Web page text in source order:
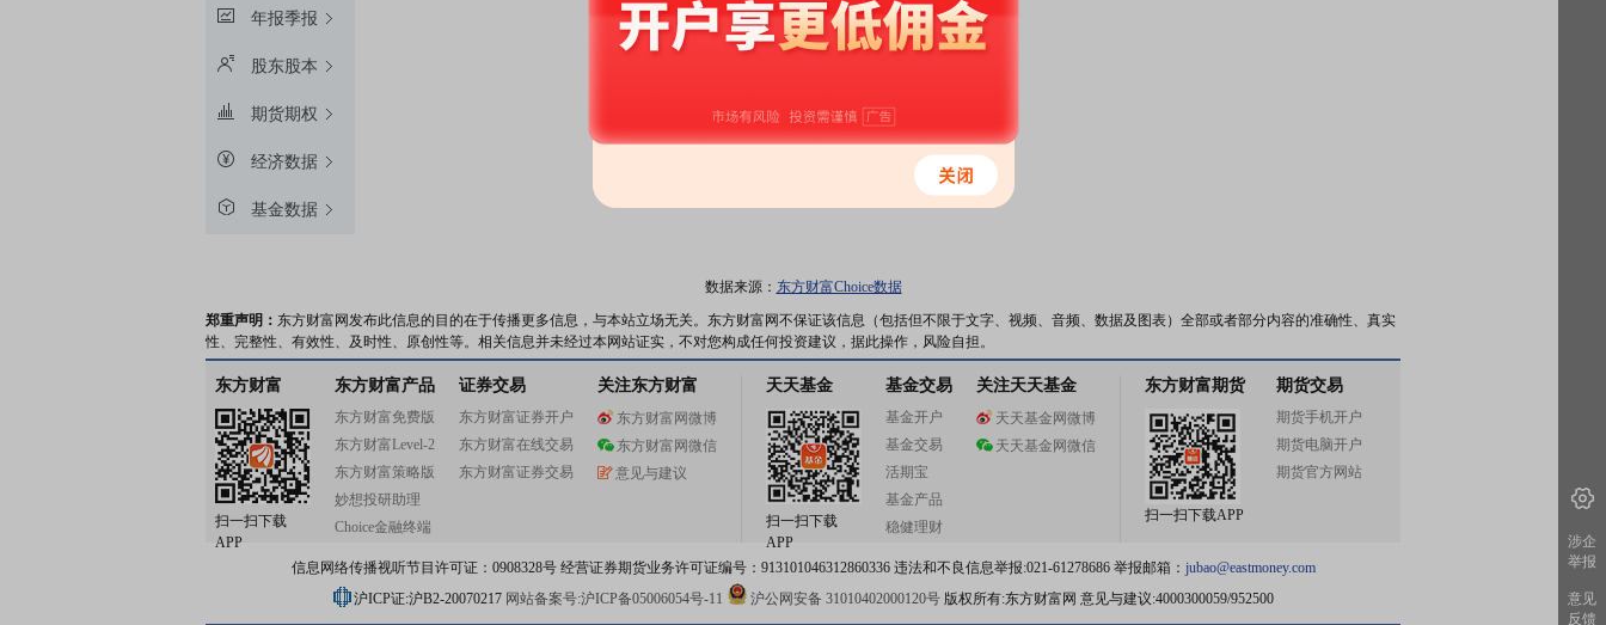
年报季报
股东股本
期货期权
经济数据
基金数据
数据来源： 东方财富Choice数据
郑重声明： 东方财富网发布此信息的目的在于传播更多信息，与本站立场无关。东方财富网不保证该信息（包括但不限于文字、视频、音频、数据及图表）全部或者部分内容的准确性、真实
性、完整性、有效性、及时性、原创性等。相关信息并未经过本网站证实，不对您构成任何投资建议，据此操作，风险自担。
东方财富
扫一扫下载
APP
东方财富产品
东方财富免费版
东方财富Level-2
东方财富策略版
妙想投研助理
Choice金融终端
证券交易
东方财富证券开户
东方财富在线交易
东方财富证券交易
关注东方财富
东方财富网微博
东方财富网微信
意见与建议
天天基金
扫一扫下载
APP
基金交易
基金开户
基金交易
活期宝
基金产品
稳健理财
关注天天基金
天天基金网微博
天天基金网微信
东方财富期货
扫一扫下载APP
期货交易
期货手机开户
期货电脑开户
期货官方网站
信息网络传播视听节目许可证：0908328号 经营证券期货业务许可证编号：913101046312860336 违法和不良信息举报:021-61278686 举报邮箱： jubao@eastmoney.com
沪ICP证:沪B2-20070217 网站备案号:沪ICP备05006054号-11 沪公网安备 31010402000120号版权所有:东方财富网 意见与建议:4000300059/952500
涉企
举报
意见
反馈